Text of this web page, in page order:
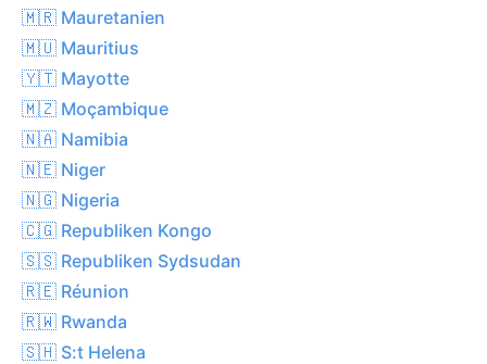
🇲🇷 Mauretanien
🇲🇺 Mauritius
🇾🇹 Mayotte
🇲🇿 Moçambique
🇳🇦 Namibia
🇳🇪 Niger
🇳🇬 Nigeria
🇨🇬 Republiken Kongo
🇸🇸 Republiken Sydsudan
🇷🇪 Réunion
🇷🇼 Rwanda
🇸🇭 S:t Helena